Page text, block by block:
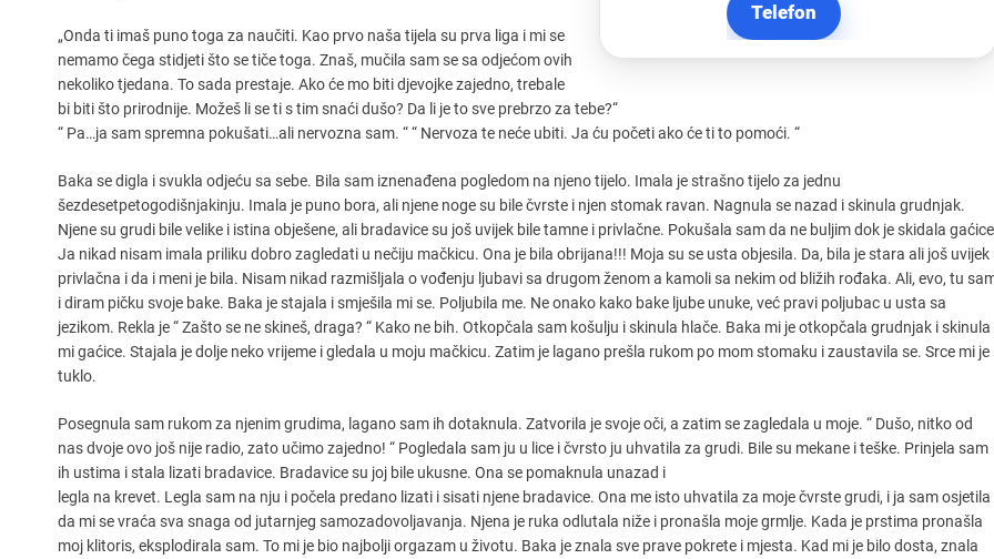
Telefon
„Onda ti imaš puno toga za naučiti. Kao prvo naša tijela su prva liga i mi se
nemamo čega stidjeti što se tiče toga. Znaš, mučila sam se sa odjećom ovih
nekoliko tjedana. To sada prestaje. Ako će mo biti djevojke zajedno, trebale
bi biti što prirodnije. Možeš li se ti s tim snaći dušo? Da li je to sve prebrzo za tebe?“
“ Pa…ja sam spremna pokušati…ali nervozna sam. “ “ Nervoza te neće ubiti. Ja ću početi ako će ti to pomoći. “
Baka se digla i svukla odjeću sa sebe. Bila sam iznenađena pogledom na njeno tijelo. Imala je strašno tijelo za jednu
šezdesetpetogodišnjakinju. Imala je puno bora, ali njene noge su bile čvrste i njen stomak ravan. Nagnula se nazad i skinula grudnjak.
Njene su grudi bile velike i istina obješene, ali bradavice su još uvijek bile tamne i privlačne. Pokušala sam da ne buljim dok je skidala
Ja nikad nisam imala priliku dobro zagledati u nečiju mačkicu. Ona je bila obrijana!!! Moja su se usta objesila. Da, bila je stara ali još uvijek
privlačna i da i meni je bila. Nisam nikad razmišljala o vođenju ljubavi sa drugom ženom a kamoli sa nekim od bližih rođaka. Ali, evo, tu
i diram pičku svoje bake. Baka je stajala i smješila mi se. Poljubila me. Ne onako kako bake ljube unuke, već pravi poljubac u usta sa
jezikom. Rekla je “ Zašto se ne skineš, draga? “ Kako ne bih. Otkopčala sam košulju i skinula hlače. Baka mi je otkopčala grudnjak i skinula
mi gaćice. Stajala je dolje neko vrijeme i gledala u moju mačkicu. Zatim je lagano prešla rukom po mom stomaku i zaustavila se. Srce mi je
tuklo.
Posegnula sam rukom za njenim grudima, lagano sam ih dotaknula. Zatvorila je svoje oči, a zatim se zagledala u moje. “ Dušo, nitko od
nas dvoje ovo još nije radio, zato učimo zajedno! “ Pogledala sam ju u lice i čvrsto ju uhvatila za grudi. Bile su mekane i teške. Prinjela sam
ih ustima i stala lizati bradavice. Bradavice su joj bile ukusne. Ona se pomaknula unazad i
legla na krevet. Legla sam na nju i počela predano lizati i sisati njene bradavice. Ona me isto uhvatila za moje čvrste grudi, i ja sam osjetila
da mi se vraća sva snaga od jutarnjeg samozadovoljavanja. Njena je ruka odlutala niže i pronašla moje grmlje. Kada je prstima pronašla
moj klitoris, eksplodirala sam. To mi je bio najbolji orgazam u životu. Baka je znala sve prave pokrete i mjesta. Kad mi je bilo dosta, znala